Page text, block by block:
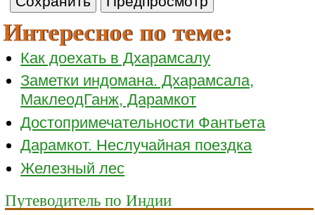
Интересное по теме:
Как доехать в Дхарамсалу
Заметки индомана. Дхарамсала,
МаклеодГанж, Дарамкот
Достопримечательности Фантьета
Дарамкот. Неслучайная поездка
Железный лес
Путеводитель по Индии